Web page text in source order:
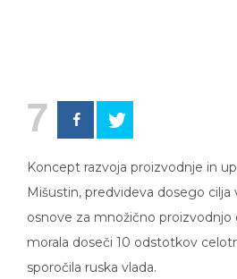
7
Koncept razvoja proizvodnje in
Mišustin, predvideva dosego
osnove za množično proizvodnjo
morala doseči 10 odstotkov
sporočila ruska vlada.